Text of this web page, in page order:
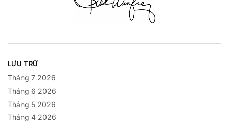
LƯU TRỮ
Tháng 7 2026
Tháng 6 2026
Tháng 5 2026
Tháng 4 2026